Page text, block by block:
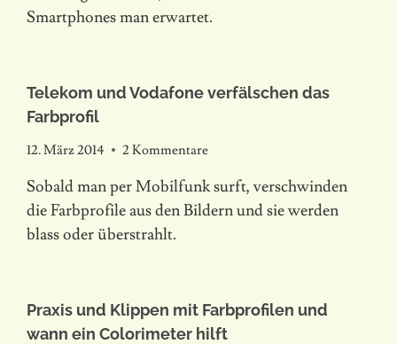
Smartphones man erwartet.
Telekom und Vodafone verfälschen das
Farbprofil
12. März 2014 2 Kommentare
Sobald man per Mobilfunk surft, verschwinden
die Farbprofile aus den Bildern und sie werden
blass oder überstrahlt.
Praxis und Klippen mit Farbprofilen und
wann ein Colorimeter hilft